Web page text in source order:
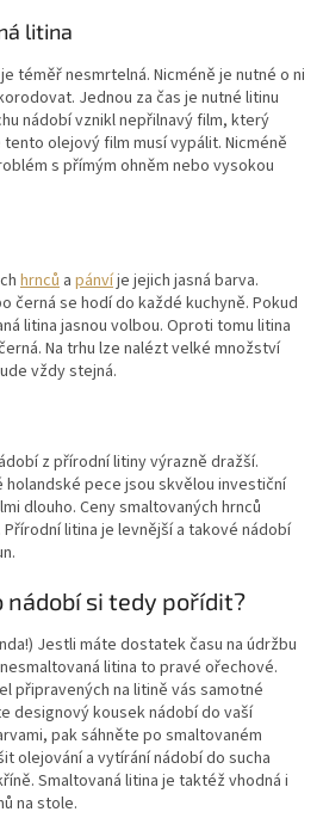
litina
téměř nesmrtelná. Nicméně je nutné o ni
Jednou za čas je nutné litinu
nádobí vznikl nepřilnavý film, který
olejový film musí vypálit. Nicméně
s přímým ohněm nebo vysokou
hrnců a pánvíje jejich jasná barva.
černá se hodí do každé kuchyně. Pokud
litina jasnou volbou. Oproti tomu litina
Na trhu lze nalézt velké množství
vždy stejná.
z přírodní litiny výrazně dražší.
holandské pece jsou skvělou investiční
dlouho. Ceny smaltovaných hrnců
Přírodní litina je levnější a takové nádobí
si tedy pořídit?
Jestli máte dostatek času na údržbu
litina to pravé ořechové.
připravených na litině vás samotné
designový kousek nádobí do vaší
pak sáhněte po smaltovaném
olejování a vytírání nádobí do sucha
Smaltovaná litina je taktéž vhodná i
na stole.